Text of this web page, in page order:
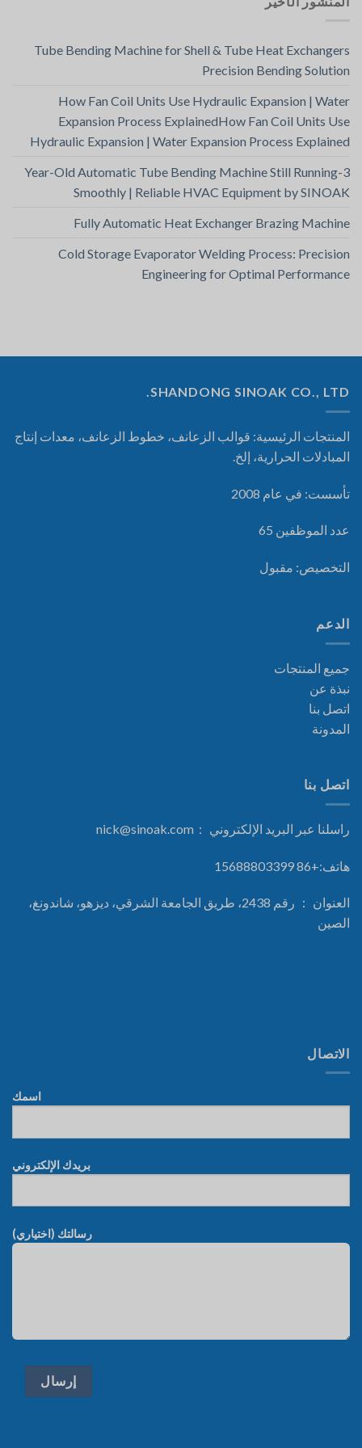
Tube Bending Machine for Shell & Tube Heat Exchangers
Precision Bending Solution
How Fan Coil Units Use Hydraulic Expansion | Water
Expansion Process ExplainedHow Fan Coil Units Use
Hydraulic Expansion | Water Expansion Process Explained
3-Year-Old Automatic Tube Bending Machine Still Running
Smoothly | Reliable HVAC Equipment by SINOAK
Fully Automatic Heat Exchanger Brazing Machine
Cold Storage Evaporator Welding Process: Precision
Engineering for Optimal Performance
SHANDONG SINOAK CO., LTD.
المنتجات الرئيسية: قوالب الزعانف، خطوط الزعانف، معدات إنتاج
المبادلات الحرارية، إلخ.
تأسست: في عام 2008
عدد الموظفين 65
التخصيص: مقبول
الدعم
جميع المنتجات
نبذة عن
اتصل بنا
المدونة
اتصل بنا
راسلنا عبر البريد الإلكتروني ： nick@sinoak.com
هاتف:+86 15688803399
العنوان ： رقم 2438، طريق الجامعة الشرقي، ديزهو، شاندونغ،
الصين
الاتصال
اسمك
بريدك الإلكتروني
رسالتك (اختياري)